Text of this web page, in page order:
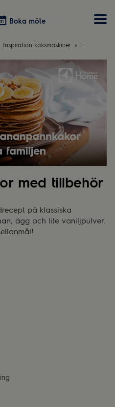
Boka möte
Inspiration köksmaskiner Recept:
med tillbehör
på klassiska
ägg och lite vaniljpulver.